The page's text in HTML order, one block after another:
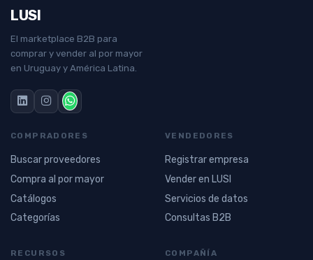
LUSI
El marketplace B2B para
comprar y vender al por mayor
en Uruguay y América Latina.
COMPRADORES
Buscar proveedores
Compra al por mayor
Catálogos
Categorías
VENDEDORES
Registrar empresa
Vender en LUSI
Servicios de datos
Consultas B2B
RECURSOS COMPAÑÍA